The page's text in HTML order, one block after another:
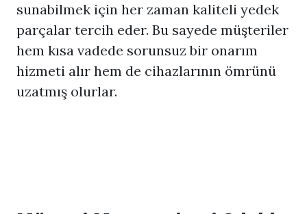
sunabilmek için her zaman kaliteli yedek
parçalar tercih eder. Bu sayede müşteriler
hem kısa vadede sorunsuz bir onarım
hizmeti alır hem de cihazlarının ömrünü
uzatmış olurlar.